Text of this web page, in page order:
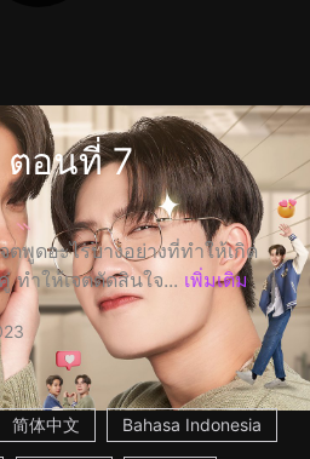
ตอนที่ 7
พูดอะไรบางอย่างที่ทำให้เกิด
ทำให้เจตตัดสินใจ... เพิ่มเติม
简体中文 Bahasa Indonesia